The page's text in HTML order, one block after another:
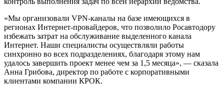
«Мы организовали VPN-каналы на базе имеющихся в
регионах Интернет-провайдеров, что позволило Росавтодору
избежать затрат на обслуживание выделенного канала
Интернет. Наши специалисты осуществляли работы
синхронно во всех подразделениях, благодаря этому нам
удалось завершить проект менее чем за 1,5 месяца», — сказала
Анна Грибова, директор по работе с корпоративными
клиентами компании КРОК.